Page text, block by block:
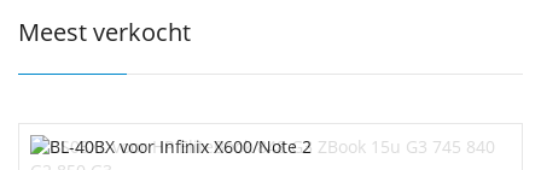
Meest verkocht